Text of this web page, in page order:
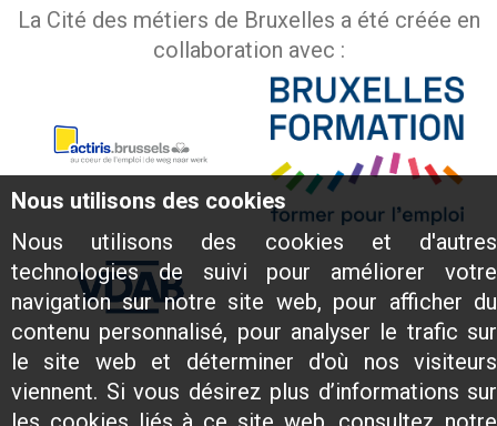
Nous utilisons des cookies
Nous utilisons des cookies et d'autres
technologies de suivi pour améliorer votre
navigation sur notre site web, pour afficher du
contenu personnalisé, pour analyser le trafic sur
le site web et déterminer d'où nos visiteurs
viennent. Si vous désirez plus d’informations sur
La Cité des métiers de Bruxelles a été créée en
collaboration avec :